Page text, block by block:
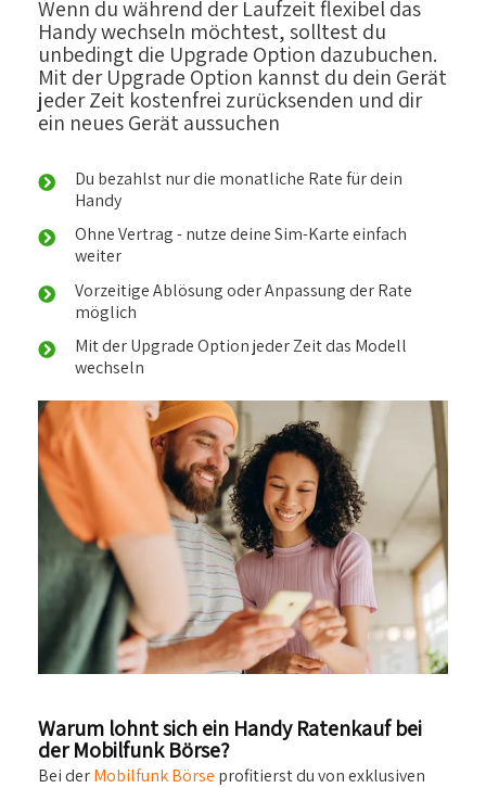
Wenn du während der Laufzeit flexibel das
Handy wechseln möchtest, solltest du
unbedingt die Upgrade Option dazubuchen.
Mit der Upgrade Option kannst du dein Gerät
jeder Zeit kostenfrei zurücksenden und dir
ein neues Gerät aussuchen
Du bezahlst nur die monatliche Rate für dein
Handy
Ohne Vertrag - nutze deine Sim-Karte einfach
weiter
Vorzeitige Ablösung oder Anpassung der Rate
möglich
Mit der Upgrade Option jeder Zeit das Modell
wechseln
Warum lohnt sich ein Handy Ratenkauf bei
der Mobilfunk Börse?
Bei derMobilfunk Börse profitierst du von exklusiven